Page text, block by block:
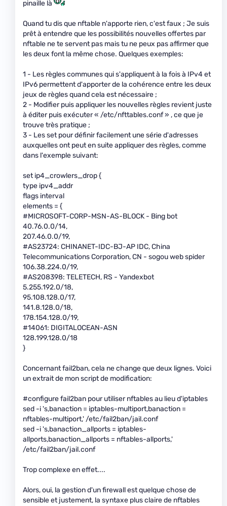
pinaille là
Quand tu dis que nftable n'apporte rien, c'est faux ; Je suis
prêt à entendre que les possibilités nouvelles offertes par
nftable ne te servent pas mais tu ne peux pas affirmer que
les deux font la même chose. Quelques exemples:
1 - Les règles communes qui s'appliquent à la fois à IPv4 et
IPv6 permettent d'apporter de la cohérence entre les deux
jeux de règles quand cela est nécessaire ;
2 - Modifier puis appliquer les nouvelles règles revient juste
à éditer puis exécuter « /etc/nfttables.conf » , ce que je
trouve très pratique ;
3 - Les set pour définir facilement une série d'adresses
auxquelles ont peut en suite appliquer des règles, comme
dans l'exemple suivant:
set ip4_crowlers_drop {
type ipv4_addr
flags interval
elements = {
#MICROSOFT-CORP-MSN-AS-BLOCK - Bing bot
40.76.0.0/14,
207.46.0.0/19,
#AS23724: CHINANET-IDC-BJ-AP IDC, China
Telecommunications Corporation, CN - sogou web spider
106.38.224.0/19,
#AS208398: TELETECH, RS - Yandexbot
5.255.192.0/18,
95.108.128.0/17,
141.8.128.0/18,
178.154.128.0/19,
#14061: DIGITALOCEAN-ASN
128.199.128.0/18
}
Concernant fail2ban, cela ne change que deux lignes. Voici
un extrait de mon script de modification:
#configure fail2ban pour utiliser nftables au lieu d'iptables
sed -i 's,banaction = iptables-multiport,banaction =
nftables-multiport,' /etc/fail2ban/jail.conf
sed -i 's,banaction_allports = iptables-
allports,banaction_allports = nftables-allports,'
/etc/fail2ban/jail.conf
Trop complexe en effet....
Alors, oui, la gestion d'un firewall est quelque chose de
sensible et justement, la syntaxe plus claire de nftables